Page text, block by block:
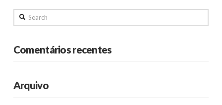
Search
Comentários recentes
Arquivo